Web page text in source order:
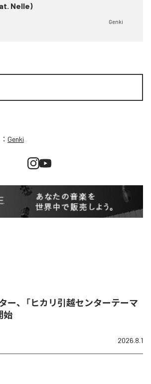
Nelle)
Genki
Genki
ー、「ヒカリ引越センターテーマ
始
2026.8.1